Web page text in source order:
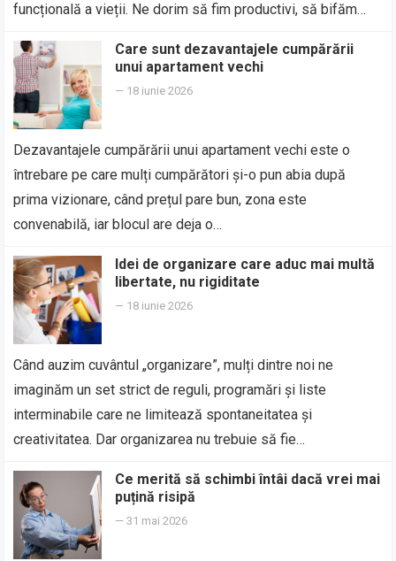
funcțională a vieții. Ne dorim să fim productivi, să bifăm…
Care sunt dezavantajele cumpărării
unui apartament vechi
— 18 iunie 2026
Dezavantajele cumpărării unui apartament vechi este o
întrebare pe care mulți cumpărători și-o pun abia după
prima vizionare, când prețul pare bun, zona este
convenabilă, iar blocul are deja o…
Idei de organizare care aduc mai multă
libertate, nu rigiditate
— 18 iunie 2026
Când auzim cuvântul „organizare”, mulți dintre noi ne
imaginăm un set strict de reguli, programări și liste
interminabile care ne limitează spontaneitatea și
creativitatea. Dar organizarea nu trebuie să fie…
Ce merită să schimbi întâi dacă vrei mai
puțină risipă
—31 mai 2026